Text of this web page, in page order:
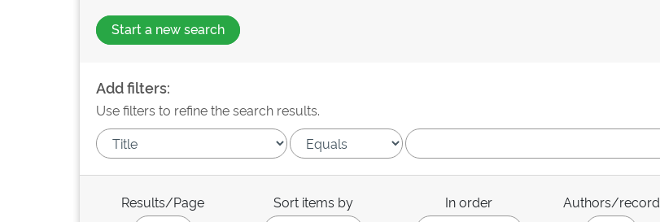
Start a new search
Add filters:
Use filters to refine the search results.
Results/Page Sort items by In order Authors/record